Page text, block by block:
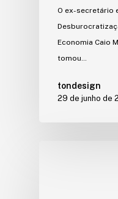
O ex-secretário
Economia Caio
tomou…
tondesign
29 de junho de